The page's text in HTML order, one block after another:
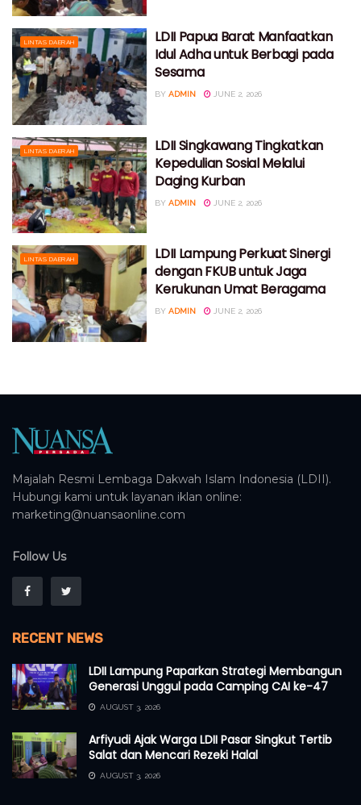
LINTAS DAERAH
LDII Papua Barat Manfaatkan
Idul Adha untuk Berbagi pada
Sesama
BY ADMIN JUNE 2, 2026
LINTAS DAERAH
LDII Singkawang Tingkatkan
Kepedulian Sosial Melalui
Daging Kurban
BY ADMIN JUNE 2, 2026
LINTAS DAERAH
LDII Lampung Perkuat Sinergi
dengan FKUB untuk Jaga
Kerukunan Umat Beragama
BY ADMIN JUNE 2, 2026
Majalah Resmi Lembaga Dakwah Islam Indonesia (LDII).
Hubungi kami untuk layanan iklan online:
marketing@nuansaonline.com
Follow Us
RECENT NEWS
LDII Lampung Paparkan Strategi Membangun
Generasi Unggul pada Camping CAI ke-47
AUGUST 3, 2026
Arfiyudi Ajak Warga LDII Pasar Singkut Tertib
Salat dan Mencari Rezeki Halal
AUGUST 3, 2026